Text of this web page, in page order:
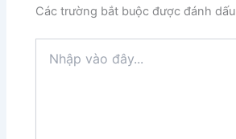
Các trường bắt buộc được đánh dấu
vào